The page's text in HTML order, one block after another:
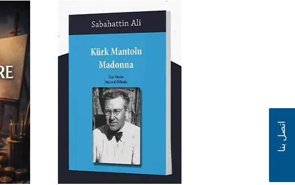
اتصل بنا